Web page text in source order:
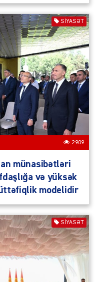
SIYASƏT
2909
münasibətləri
və yüksək
modelidir
SIYASƏT